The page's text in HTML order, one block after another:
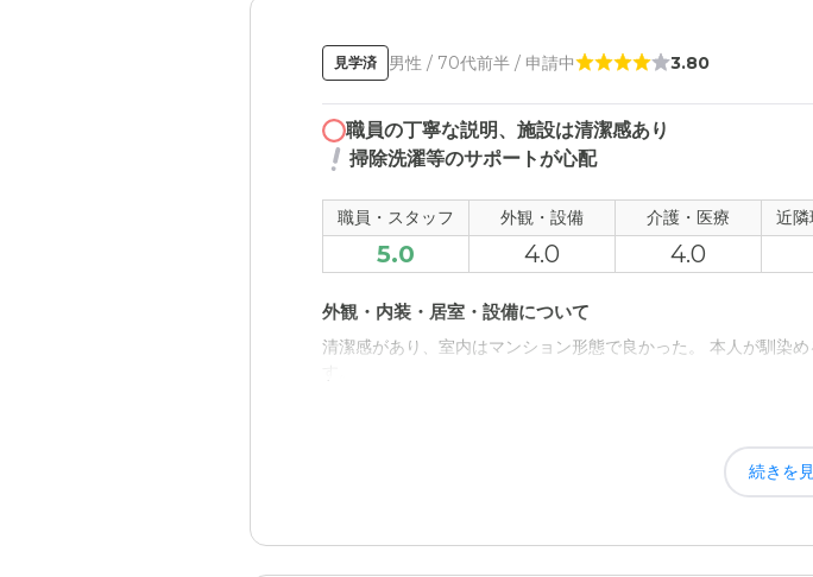
見学済 男性 / 70代前半 / 申請中 3.80
職員の丁寧な説明、施設は清潔感あり
掃除洗濯等のサポートが心配
職員・スタッフ 外観・設備 介護・医療 近隣
5.0 4.0 4.0
外観・内装・居室・設備について
清潔感があり、室内はマンション形態で良かった。 本人が馴染
住宅街にあるため、最初場所が分かりづらかった。 案内看板が
続きを